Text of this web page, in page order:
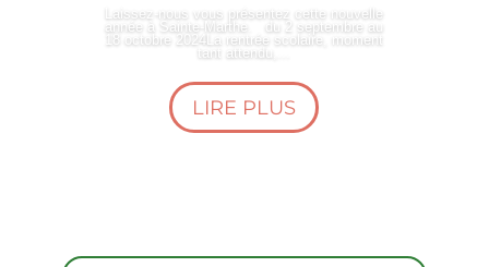
Laissez-nous vous présentez cette nouvelle
année à Sainte-Marthe. du 2 septembre au
18 octobre 2024La rentrée scolaire, moment
tant attendu,...
LIRE PLUS